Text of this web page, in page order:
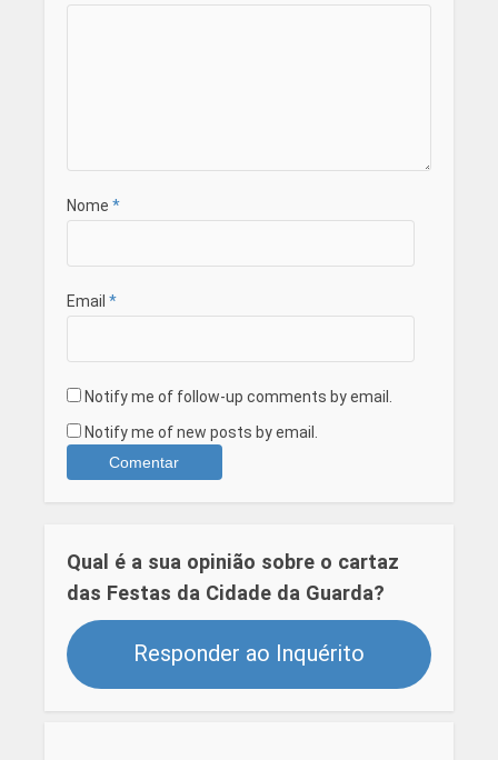
Nome *
Email *
Notify me of follow-up comments by email.
Notify me of new posts by email.
Qual é a sua opinião sobre o cartaz
das Festas da Cidade da Guarda?
Responder ao Inquérito